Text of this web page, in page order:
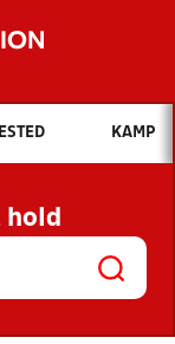
vil du søge efter?
NYHEDER
OG
KAMP
hold